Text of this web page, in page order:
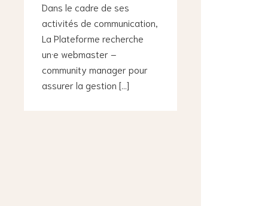
Dans le cadre de ses
activités de communication,
La Plateforme recherche
un·e webmaster –
community manager pour
assurer la gestion […]